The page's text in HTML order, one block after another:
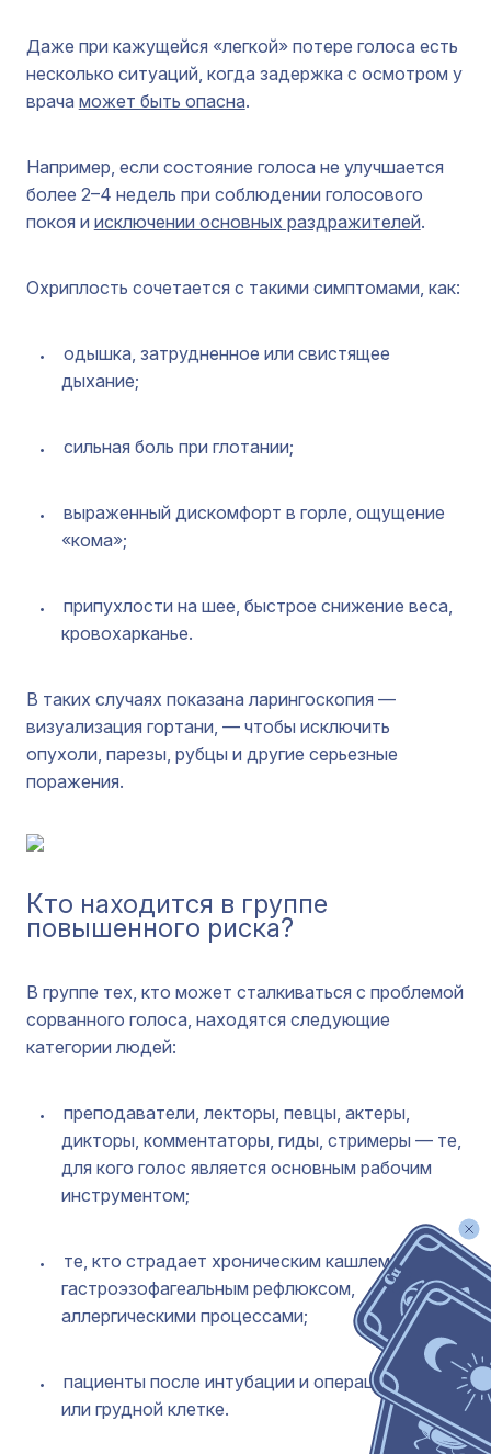
Даже при кажущейся «легкой» потере голоса есть
несколько ситуаций, когда задержка с осмотром у
врача может быть опасна.
Например, если состояние голоса не улучшается
более 2–4 недель при соблюдении голосового
покоя и исключении основных раздражителей.
Охриплость сочетается с такими симптомами, как:
одышка, затрудненное или свистящее
дыхание;
сильная боль при глотании;
выраженный дискомфорт в горле, ощущение
«кома»;
припухлости на шее, быстрое снижение веса,
кровохарканье.
В таких случаях показана ларингоскопия —
визуализация гортани, — чтобы исключить
опухоли, парезы, рубцы и другие серьезные
поражения.
Кто находится в группе
повышенного риска?
В группе тех, кто может сталкиваться с проблемой
сорванного голоса, находятся следующие
категории людей:
преподаватели, лекторы, певцы, актеры,
дикторы, комментаторы, гиды, стримеры — те,
для кого голос является основным рабочим
инструментом;
те, кто страдает хроническим кашлем,
гастроэзофагеальным рефлюксом,
аллергическими процессами;
пациенты после интубации и операций на шее
или грудной клетке.